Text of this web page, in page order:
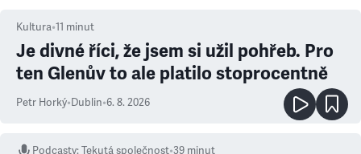
Kultura•11 minut
Je divné říci, že jsem si užil pohřeb. Pro
ten Glenův to ale platilo stoprocentně
Petr Horký•Dublin•6. 8. 2026
Podcasty:Tekutá společnost•39 minut